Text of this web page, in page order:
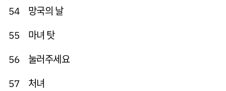
54 망국의 날
55 마녀 탓
56 눌러주세요
57 처녀